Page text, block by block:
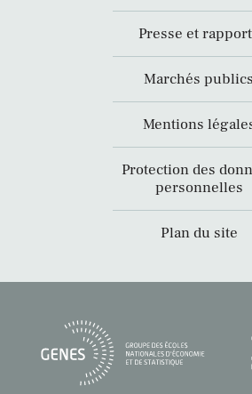
Presse et
Marchés publics
Mentions
Protection des
personnelles
Plan du site